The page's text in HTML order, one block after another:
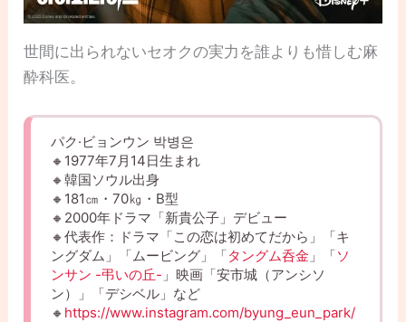
世間に出られないセオクの実力を誰よりも惜しむ麻
酔科医。
パク·ビョンウン 박병은
🔸1977年7月14日生まれ
🔸韓国ソウル出身
🔸181㎝・70㎏・B型
🔸2000年ドラマ「新貴公子」デビュー
🔸代表作：ドラマ「この恋は初めてだから」「キ
ングダム」「ムービング」「タングム呑金 」「ソ
ンサン -弔いの丘- 」映画「安市城（アンシソ
ン）」「デシベル」など
🔸 https://www.instagram.com/byung_eun_park/